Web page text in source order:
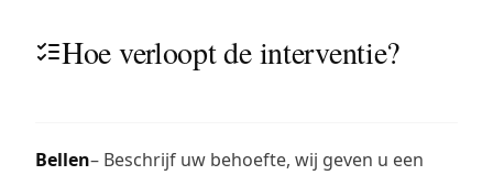
Hoe verloopt de interventie?
Bellen– Beschrijf uw behoefte, wij geven u een